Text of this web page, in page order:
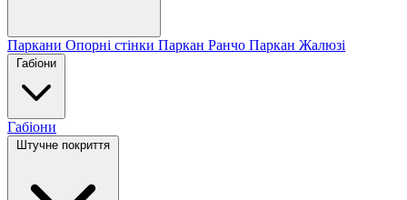
Паркани Опорні стінки Паркан Ранчо Паркан Жалюзі
Габіони
Габіони
Штучне покриття